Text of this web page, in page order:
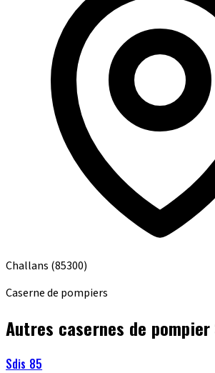
Challans (85300)
Caserne de pompiers
Autres casernes de pompier
Sdis 85